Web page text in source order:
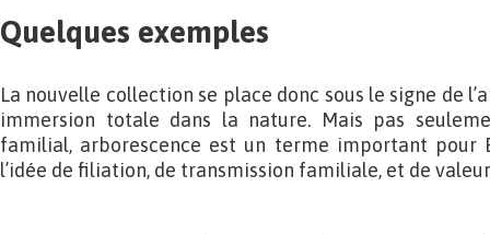
Quelques exemples
La nouvelle collection se place donc sous le signe de
immersion totale dans la nature. Mais pas
familial, arborescence est un terme important pour
l’idée de filiation, de transmission familiale, et de